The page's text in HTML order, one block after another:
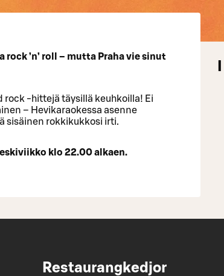
rock ’n’ roll – mutta Praha vie sinut
rock -hittejä täysillä keuhkoilla! Ei
– Hevikaraokessa asenne
sisäinen rokkikukkosi irti.
klo 22.00 alkaen.
Restaurangkedjor